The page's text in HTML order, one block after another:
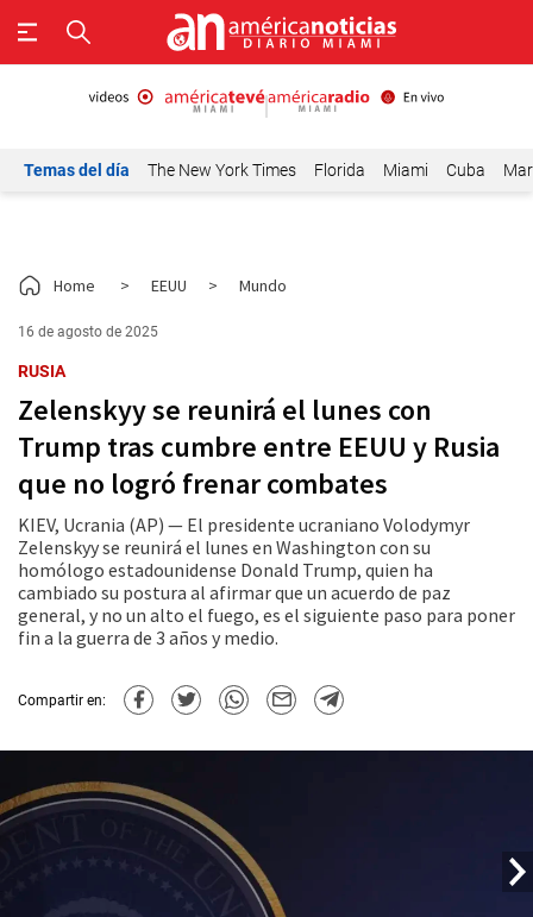
Temas del día The New York Times Florida Miami Cuba
Home > EEUU > Mundo
16 de agosto de 2025
RUSIA
Zelenskyy se reunirá el lunes con
Trump tras cumbre entre EEUU y Rusia
que no logró frenar combates
KIEV, Ucrania (AP) — El presidente ucraniano Volodymyr
Zelenskyy se reunirá el lunes en Washington con su
homólogo estadounidense Donald Trump, quien ha
cambiado su postura al afirmar que un acuerdo de paz
general, y no un alto el fuego, es el siguiente paso para poner
fin a la guerra de 3 años y medio.
Compartir en: